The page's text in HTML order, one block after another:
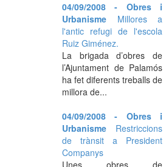
04/09/2008 - Obres i
Urbanisme Millores a
l'antic refugi de l'escola
Ruiz Giménez.
La brigada d’obres de
l’Ajuntament de Palamós
ha fet diferents treballs de
millora de...
04/09/2008 - Obres i
Urbanisme Restriccions
de trànsit a President
Companys
Unes obres de